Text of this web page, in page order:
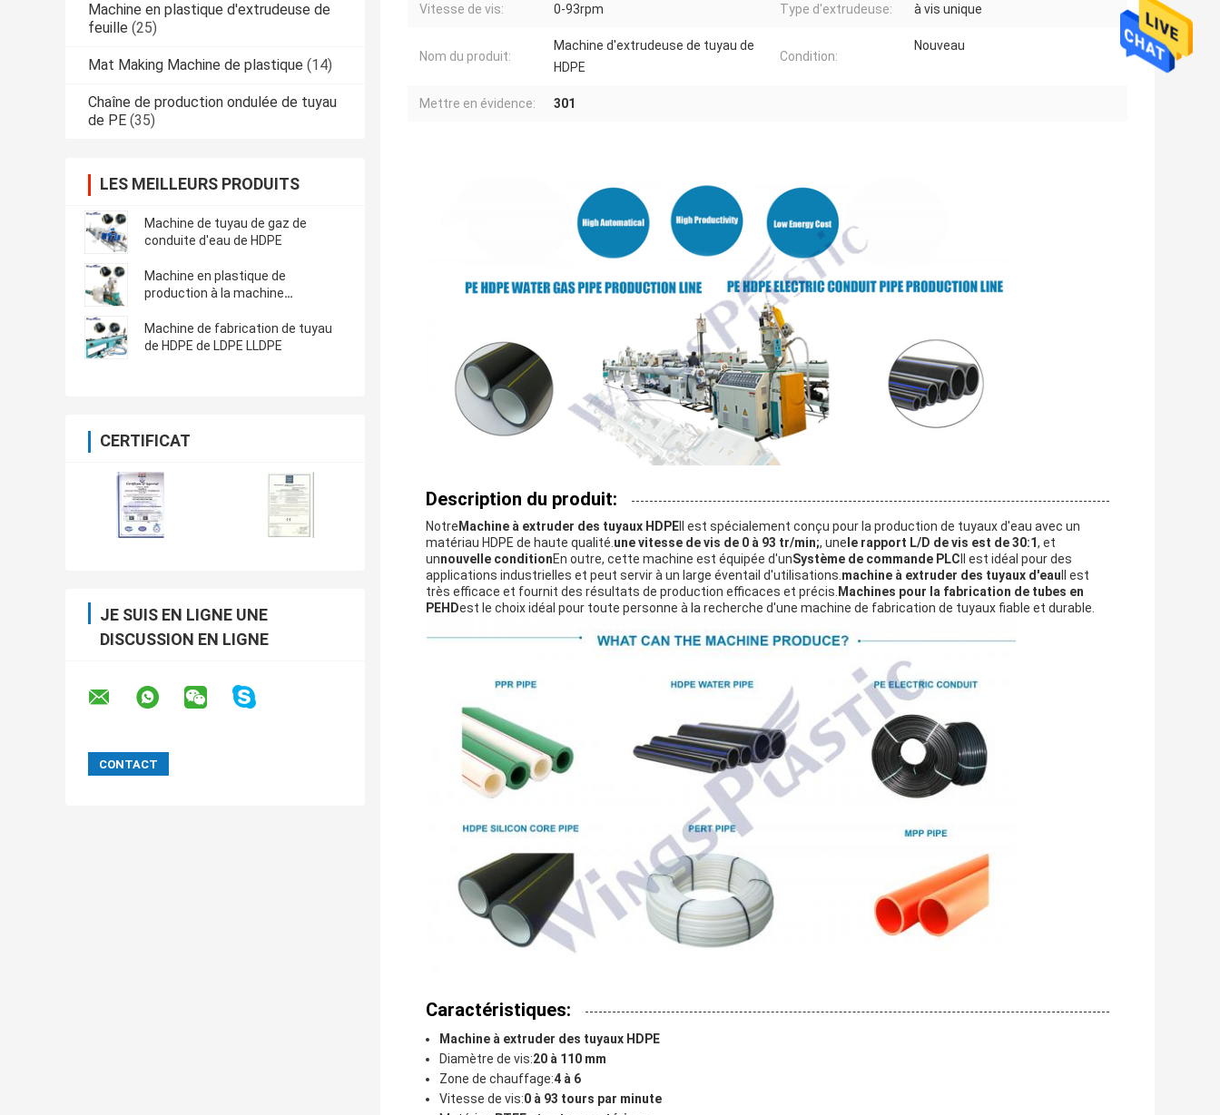
Machine en plastique d'extrudeuse de
feuille (25)
Mat Making Machine de plastique (14)
Chaîne de production ondulée de tuyau
de PE (35)
LES MEILLEURS PRODUITS
Machine de tuyau de gaz de
conduite d'eau de HDPE
Machine en plastique de
production à la machine
Machine de fabrication de tuyau
de HDPE de LDPE LLDPE
CERTIFICAT
JE SUIS EN LIGNE UNE
DISCUSSION EN LIGNE
Vitesse de vis: 0-93rpm Type d'extrudeuse: à vis unique
Nom du produit:
Machine d'extrudeuse de tuyau de
HDPE
Condition:
Nouveau
Mettre en évidence: 301
Description du produit:
Notre Machine à extruder des tuyaux HDPE Il est spécialement conçu pour la production de tuyaux d'eau avec un
matériau HDPE de haute qualité.une vitesse de vis de 0 à 93 tr/min;, une le rapport L/D de vis est de 30:1, et
unnouvelle conditionEn outre, cette machine est équipée d'unSystème de commande PLC Il est idéal pour des
applications industrielles et peut servir à un large éventail d'utilisations.machine à extruder des tuyaux d'eau Il est
très efficace et fournit des résultats de production efficaces et précis. Machines pour la fabrication de tubes en
PEHDest le choix idéal pour toute personne à la recherche d'une machine de fabrication de tuyaux fiable et durable.
Caractéristiques:
Machine à extruder des tuyaux HDPE
Diamètre de vis:20 à 110 mm
Zone de chauffage:4 à 6
Vitesse de vis:0 à 93 tours par minute